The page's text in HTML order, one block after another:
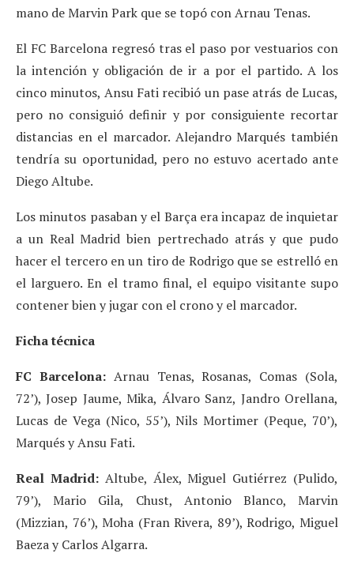
mano de Marvin Park que se topó con Arnau Tenas.
El FC Barcelona regresó tras el paso por vestuarios con
la intención y obligación de ir a por el partido. A los
cinco minutos, Ansu Fati recibió un pase atrás de Lucas,
pero no consiguió definir y por consiguiente recortar
distancias en el marcador. Alejandro Marqués también
tendría su oportunidad, pero no estuvo acertado ante
Diego Altube.
Los minutos pasaban y el Barça era incapaz de inquietar
a un Real Madrid bien pertrechado atrás y que pudo
hacer el tercero en un tiro de Rodrigo que se estrelló en
el larguero. En el tramo final, el equipo visitante supo
contener bien y jugar con el crono y el marcador.
Ficha técnica
FC Barcelona:Arnau Tenas, Rosanas, Comas (Sola,
72’), Josep Jaume, Mika, Álvaro Sanz, Jandro Orellana,
Lucas de Vega (Nico, 55’), Nils Mortimer (Peque, 70’),
Marqués y Ansu Fati.
Real Madrid:Altube, Álex, Miguel Gutiérrez (Pulido,
79’), Mario Gila, Chust, Antonio Blanco, Marvin
(Mizzian, 76’), Moha (Fran Rivera, 89’), Rodrigo, Miguel
Baeza y Carlos Algarra.